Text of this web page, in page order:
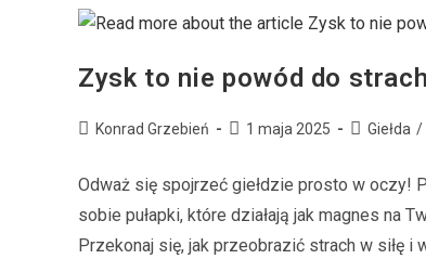
Zysk to nie powód do
Konrad Grzebień 1 maja 2025 Giełda /
Odważ się spojrzeć giełdzie prosto w oczy!
sobie pułapki, które działają jak magnes na
Przekonaj się, jak przeobrazić strach w siłę i